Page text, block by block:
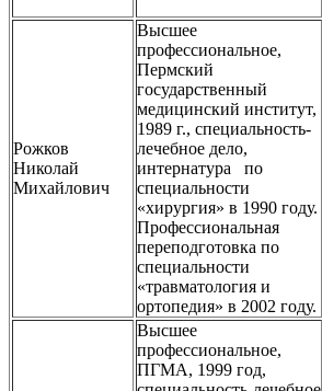
Рожков
Николай
Михайлович
Высшее
профессиональное,
Пермский
государственный
медицинский институт,
1989 г., специальность-
лечебное дело,
интернатура по
специальности
«хирургия» в 1990 году.
Профессиональная
переподготовка по
специальности
«травматология и
ортопедия» в 2002 году.
Высшее
профессиональное,
ПГМА, 1999 год,